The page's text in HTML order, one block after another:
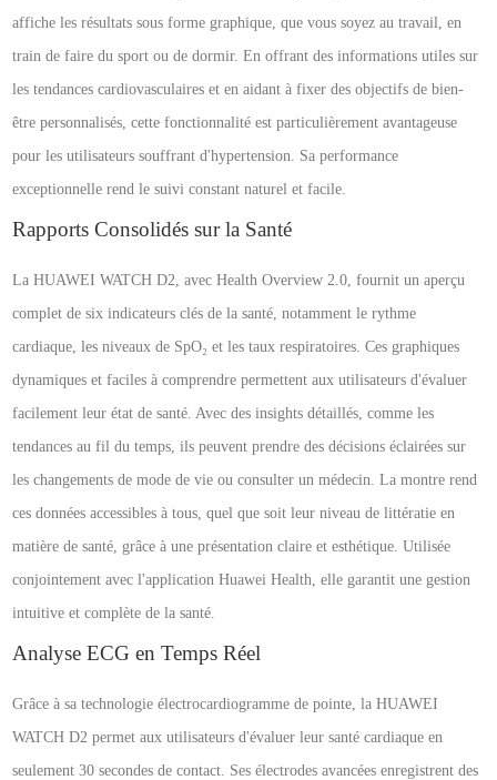
affiche les résultats sous forme graphique, que vous soyez au travail, en
train de faire du sport ou de dormir. En offrant des informations utiles sur
les tendances cardiovasculaires et en aidant à fixer des objectifs de bien-
être personnalisés, cette fonctionnalité est particulièrement avantageuse
pour les utilisateurs souffrant d'hypertension. Sa performance
exceptionnelle rend le suivi constant naturel et facile.
Rapports Consolidés sur la Santé
La HUAWEI WATCH D2, avec Health Overview 2.0, fournit un aperçu
complet de six indicateurs clés de la santé, notamment le rythme
cardiaque, les niveaux de SpO₂ et les taux respiratoires. Ces graphiques
dynamiques et faciles à comprendre permettent aux utilisateurs d'évaluer
facilement leur état de santé. Avec des insights détaillés, comme les
tendances au fil du temps, ils peuvent prendre des décisions éclairées sur
les changements de mode de vie ou consulter un médecin. La montre rend
ces données accessibles à tous, quel que soit leur niveau de littératie en
matière de santé, grâce à une présentation claire et esthétique. Utilisée
conjointement avec l'application Huawei Health, elle garantit une gestion
intuitive et complète de la santé.
Analyse ECG en Temps Réel
Grâce à sa technologie électrocardiogramme de pointe, la HUAWEI
WATCH D2 permet aux utilisateurs d'évaluer leur santé cardiaque en
seulement 30 secondes de contact. Ses électrodes avancées enregistrent des